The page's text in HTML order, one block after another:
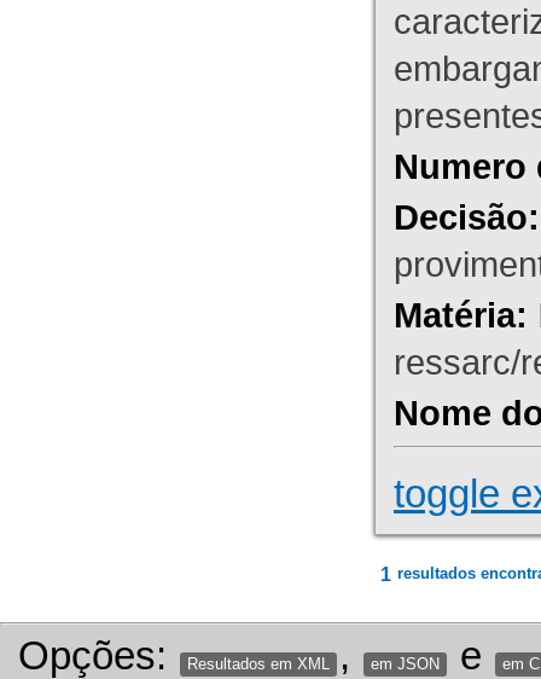
Numero
Decisão:
Matéria:
ressarc/
Nome
toggle
1 resultados
Opções: Resultados em XML , em JSON e em